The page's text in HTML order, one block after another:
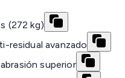
(272 kg)
residual avanzado
superior